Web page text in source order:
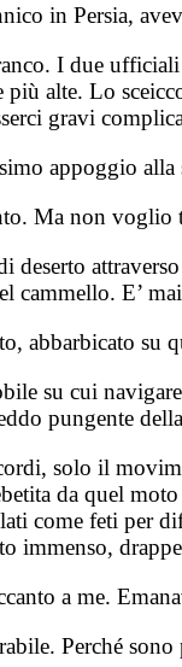
in Persia,
I due
alte. Lo
gravi
appoggio alla
Ma non voglio
deserto
cammello. E’
abbarbicato su
su cui
pungente
solo il
da quel
come feti per
immenso,
a me.
Perché